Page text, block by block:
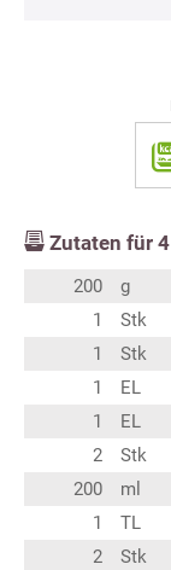
Zutaten für 4
200 g
1
Stk
1
Stk
1
EL
1
EL
2
Stk
200
ml
1
TL
2
Stk